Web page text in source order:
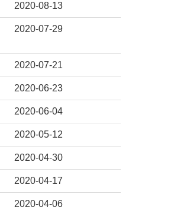
2020-08-13
2020-07-29
2020-07-21
2020-06-23
2020-06-04
2020-05-12
2020-04-30
2020-04-17
2020-04-06